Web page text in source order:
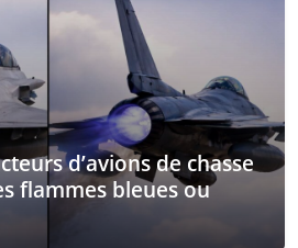
d’avions de chasse
flammes bleues ou